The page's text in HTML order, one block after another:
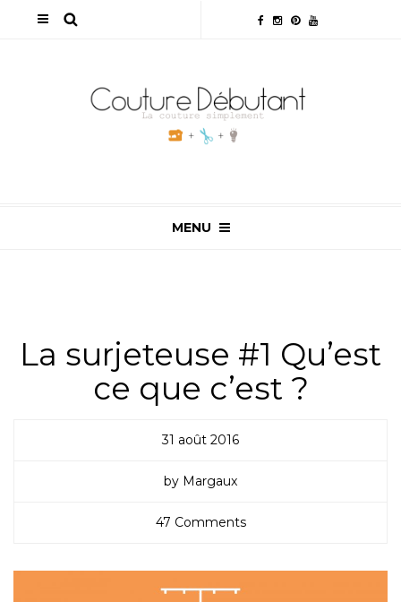
MENU
La surjeteuse #1 Qu’est
ce que c’est ?
31 août 2016
by Margaux
47 Comments